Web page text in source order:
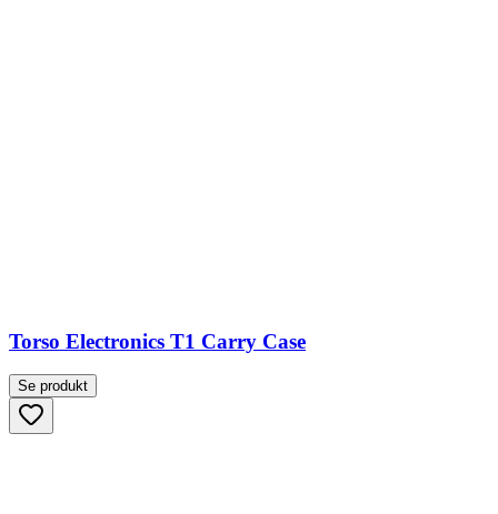
Torso Electronics T1 Carry Case
Se produkt